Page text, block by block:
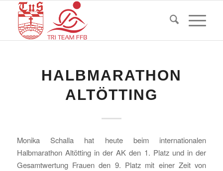
HALBMARATHON
ALTÖTTING
Monika Schalla hat heute beim internationalen
Halbmarathon Altötting in der AK den 1. Platz und in der
Gesamtwertung Frauen den 9. Platz mit einer Zeit von